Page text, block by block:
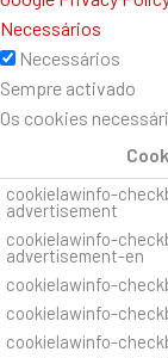
Necessários
Necessários
Sempre activado
Os cookies
cookielawinfo-
advertisement
cookielawinfo-
advertisement-en
cookielawinfo-
cookielawinfo-
cookielawinfo-